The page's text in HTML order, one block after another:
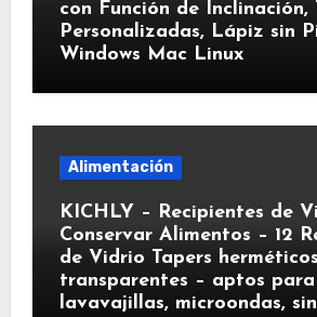
con Función de Inclinación,
Personalizadas, Lápiz sin
Windows Mac Linux
Alimentación
KICHLY – Recipientes de
Conservar Alimentos – 12
de Vidrio Tapers
transparentes – aptos para
lavavajillas, microondas,